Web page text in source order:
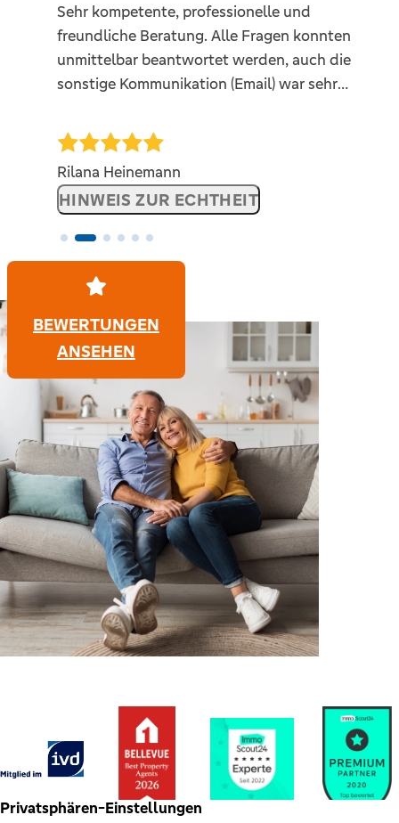
Sehr kompetente, professionelle und
freundliche Beratung. Alle Fragen konnten
unmittelbar beantwortet werden, auch die
sonstige Kommunikation (Email) war sehr
zufrieden und können an dieser Stelle eine
Top Empfehlung aussprechen.
Rilana Heinemann
HINWEIS ZUR ECHTHEIT
BEWERTUNGEN
ANSEHEN